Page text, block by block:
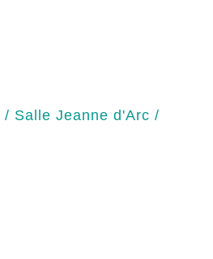
/ Salle Jeanne d'Arc /